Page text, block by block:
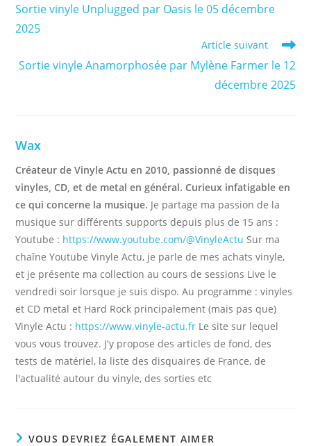
articles
Sortie vinyle Unplugged par Oasis le 05 décembre
2025
Article suivant
Sortie vinyle Anamorphosée par Mylène Farmer le 12
décembre 2025
Wax
Créateur de Vinyle Actu en 2010, passionné de disques
vinyles, CD, et de metal en général. Curieux infatigable en
ce qui concerne la musique. Je partage ma passion de la
musique sur différents supports depuis plus de 15 ans :
Youtube : https://www.youtube.com/@VinyleActu Sur ma
chaîne Youtube Vinyle Actu, je parle de mes achats vinyle,
et je présente ma collection au cours de sessions Live le
vendredi soir lorsque je suis dispo. Au programme : vinyles
et CD metal et Hard Rock principalement (mais pas que)
Vinyle Actu : https://www.vinyle-actu.fr Le site sur lequel
vous vous trouvez. J'y propose des articles de fond, des
tests de matériel, la liste des disquaires de France, de
l'actualité autour du vinyle, des sorties etc
VOUS DEVRIEZ ÉGALEMENT AIMER